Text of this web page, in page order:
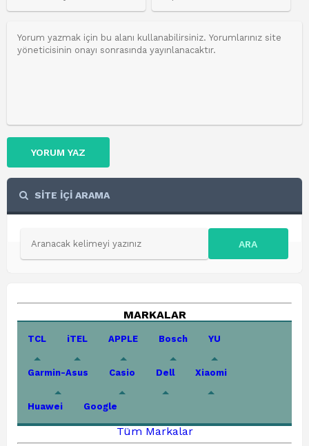
YORUM YAZ
SİTE İÇİ ARAMA
ARA
MARKALAR
TCL iTEL APPLE Bosch YU
Garmin-Asus Casio Dell Xiaomi
Huawei Google
Tüm Markalar